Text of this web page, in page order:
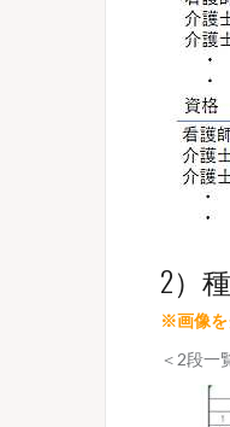
2）
※画像を
＜2段一